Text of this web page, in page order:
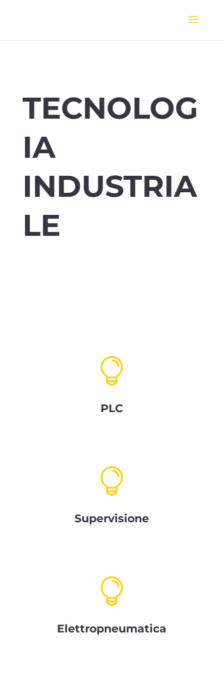
TECNOLOG
IA
INDUSTRIA
LE

PLC

Supervisione

Elettropneumatica